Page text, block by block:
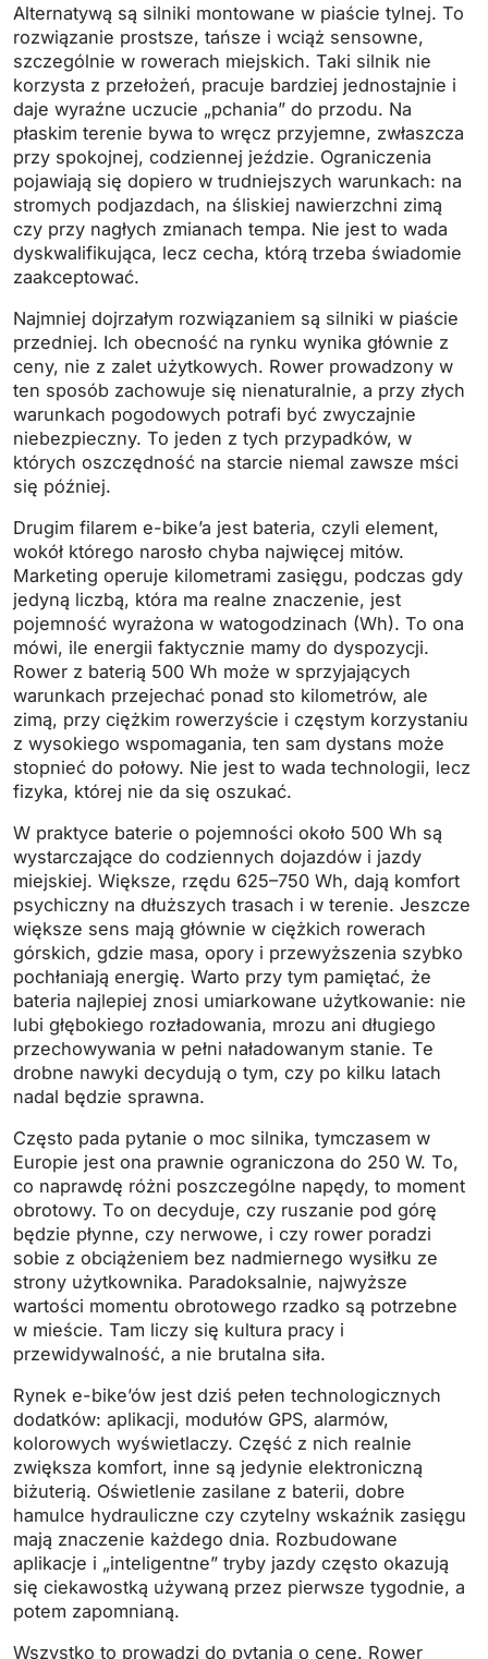
Alternatywą są silniki montowane w piaście tylnej. To
rozwiązanie prostsze, tańsze i wciąż sensowne,
szczególnie w rowerach miejskich. Taki silnik nie
korzysta z przełożeń, pracuje bardziej jednostajnie i
daje wyraźne uczucie „pchania” do przodu. Na
płaskim terenie bywa to wręcz przyjemne, zwłaszcza
przy spokojnej, codziennej jeździe. Ograniczenia
pojawiają się dopiero w trudniejszych warunkach: na
stromych podjazdach, na śliskiej nawierzchni zimą
czy przy nagłych zmianach tempa. Nie jest to wada
dyskwalifikująca, lecz cecha, którą trzeba świadomie
zaakceptować.
Najmniej dojrzałym rozwiązaniem są silniki w piaście
przedniej. Ich obecność na rynku wynika głównie z
ceny, nie z zalet użytkowych. Rower prowadzony w
ten sposób zachowuje się nienaturalnie, a przy złych
warunkach pogodowych potrafi być zwyczajnie
niebezpieczny. To jeden z tych przypadków, w
których oszczędność na starcie niemal zawsze mści
się później.
Drugim filarem e-bike’a jest bateria, czyli element,
wokół którego narosło chyba najwięcej mitów.
Marketing operuje kilometrami zasięgu, podczas gdy
jedyną liczbą, która ma realne znaczenie, jest
pojemność wyrażona w watogodzinach (Wh). To ona
mówi, ile energii faktycznie mamy do dyspozycji.
Rower z baterią 500 Wh może w sprzyjających
warunkach przejechać ponad sto kilometrów, ale
zimą, przy ciężkim rowerzyście i częstym korzystaniu
z wysokiego wspomagania, ten sam dystans może
stopnieć do połowy. Nie jest to wada technologii, lecz
fizyka, której nie da się oszukać.
W praktyce baterie o pojemności około 500 Wh są
wystarczające do codziennych dojazdów i jazdy
miejskiej. Większe, rzędu 625–750 Wh, dają komfort
psychiczny na dłuższych trasach i w terenie. Jeszcze
większe sens mają głównie w ciężkich rowerach
górskich, gdzie masa, opory i przewyższenia szybko
pochłaniają energię. Warto przy tym pamiętać, że
bateria najlepiej znosi umiarkowane użytkowanie: nie
lubi głębokiego rozładowania, mrozu ani długiego
przechowywania w pełni naładowanym stanie. Te
drobne nawyki decydują o tym, czy po kilku latach
nadal będzie sprawna.
Często pada pytanie o moc silnika, tymczasem w
Europie jest ona prawnie ograniczona do 250 W. To,
co naprawdę różni poszczególne napędy, to moment
obrotowy. To on decyduje, czy ruszanie pod górę
będzie płynne, czy nerwowe, i czy rower poradzi
sobie z obciążeniem bez nadmiernego wysiłku ze
strony użytkownika. Paradoksalnie, najwyższe
wartości momentu obrotowego rzadko są potrzebne
w mieście. Tam liczy się kultura pracy i
przewidywalność, a nie brutalna siła.
Rynek e-bike’ów jest dziś pełen technologicznych
dodatków: aplikacji, modułów GPS, alarmów,
kolorowych wyświetlaczy. Część z nich realnie
zwiększa komfort, inne są jedynie elektroniczną
biżuterią. Oświetlenie zasilane z baterii, dobre
hamulce hydrauliczne czy czytelny wskaźnik zasięgu
mają znaczenie każdego dnia. Rozbudowane
aplikacje i „inteligentne” tryby jazdy często okazują
się ciekawostką używaną przez pierwsze tygodnie, a
potem zapomnianą.
Wszystko to prowadzi do pytania o cenę. Rower